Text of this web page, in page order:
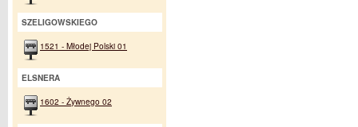
SZELIGOWSKIEGO
1521 - Młodej Polski 01
ELSNERA
1602 - Żywnego 02